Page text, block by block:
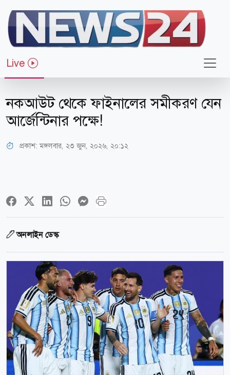
Live
খেলাধুলা
নকআউট থেকে ফাইনালের সমীকরণ যেন
আর্জেন্টিনার পক্ষে!
প্রকাশ:মঙ্গলবার, ২৩ জুন, ২০২৬, ২০:১২
অনলাইন ডেস্ক